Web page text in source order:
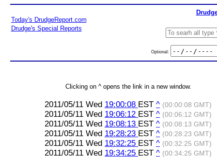
Today's DrudgeReport.com
Drudge's Special Reports
Optional:
Clicking on ^ opens the link in a new window.
2011/05/11 Wed 19:00:08 EST ^ (00:00:08 GMT)
2011/05/11 Wed 19:06:12 EST ^ (00:06:12 GMT)
2011/05/11 Wed 19:08:13 EST ^ (00:08:13 GMT)
2011/05/11 Wed 19:28:23 EST ^ (00:28:23 GMT)
2011/05/11 Wed 19:32:25 EST ^ (00:32:25 GMT)
2011/05/11 Wed 19:34:25 EST ^ (00:34:25 GMT)